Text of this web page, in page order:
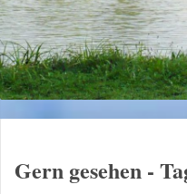
Gern gesehen -